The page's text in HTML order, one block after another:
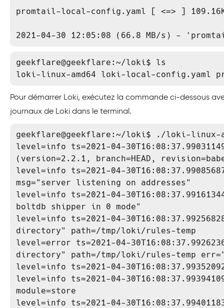
promtail-local-config.yaml [ <=> ]
2021-04-30 12:05:08 (66.8 MB/s) -
geekflare@geekflare:~/loki$ ls
loki-linux-amd64 loki-local-config.yaml
Pour démarrer Loki, exécutez la commande ci-dessous
journaux de Loki dans le terminal.
geekflare@geekflare:~/loki$ ./loki-
level=info ts=2021-04-
(version=2.2.1, branch=HEAD,
level=info ts=2021-04-
msg="server listening on addresses"
level=info ts=2021-04-
boltdb shipper in 0 mode"
level=info ts=2021-04-
directory" path=/tmp/loki/rules-temp
level=error ts=2021-04-
directory" path=/tmp/loki/rules-temp
level=info ts=2021-04-
level=info ts=2021-04-
module=store
level=info ts=2021-04-